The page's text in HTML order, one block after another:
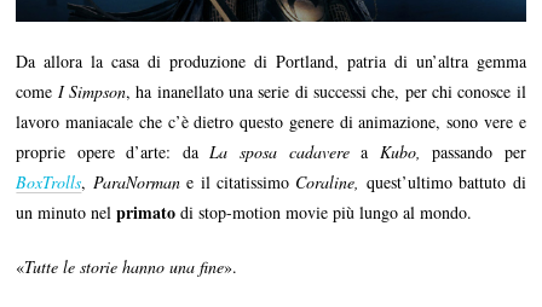
Da allora la casa di produzione di Portland, patria di un’altra gemma
come I Simpson, ha inanellato una serie di successi che, per chi conosce il
lavoro maniacale che c’è dietro questo genere di animazione, sono vere e
proprie opere d’arte: da La sposa cadaverea Kubo,passando per
BoxTrolls, ParaNormane il citatissimo Coraline, quest’ultimo battuto di
un minuto nelprimato di stop-motion movie più lungo al mondo.
«Tutte le storie hanno una fine».